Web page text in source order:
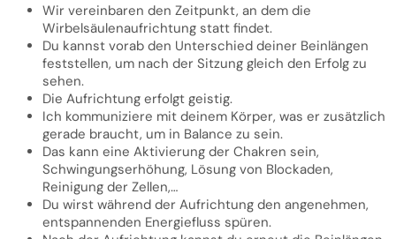
Wir vereinbaren den Zeitpunkt, an dem die
Wirbelsäulenaufrichtung statt findet.
Du kannst vorab den Unterschied deiner Beinlängen
feststellen, um nach der Sitzung gleich den Erfolg zu
sehen.
Die Aufrichtung erfolgt geistig.
Ich kommuniziere mit deinem Körper, was er zusätzlich
gerade braucht, um in Balance zu sein.
Das kann eine Aktivierung der Chakren sein,
Schwingungserhöhung, Lösung von Blockaden,
Reinigung der Zellen,…
Du wirst während der Aufrichtung den angenehmen,
entspannenden Energiefluss spüren.